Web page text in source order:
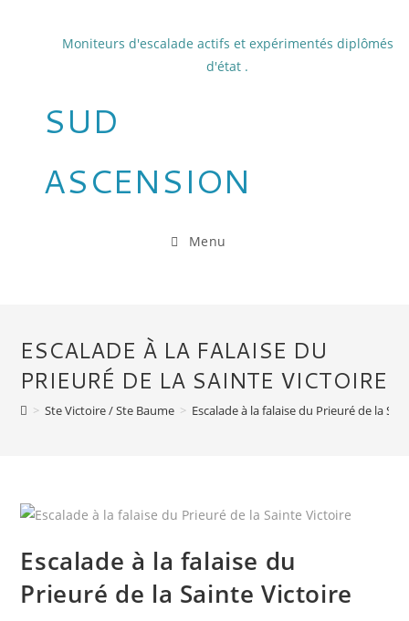
Moniteurs d'escalade actifs et expérimentés diplômés
d'état .
SUD
ASCENSION
Menu
ESCALADE À LA FALAISE DU
PRIEURÉ DE LA SAINTE VICTOIRE
> Ste Victoire / Ste Baume > Escalade à la falaise du Prieuré de la
Escalade à la falaise du
Prieuré de la Sainte Victoire